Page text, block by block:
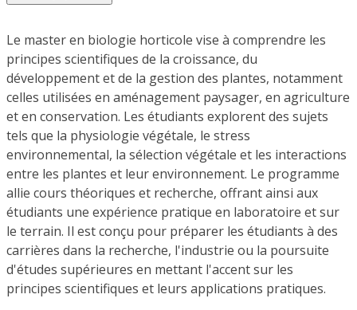
Le master en biologie horticole vise à comprendre les
principes scientifiques de la croissance, du
développement et de la gestion des plantes, notamment
celles utilisées en aménagement paysager, en agriculture
et en conservation. Les étudiants explorent des sujets
tels que la physiologie végétale, le stress
environnemental, la sélection végétale et les interactions
entre les plantes et leur environnement. Le programme
allie cours théoriques et recherche, offrant ainsi aux
étudiants une expérience pratique en laboratoire et sur
le terrain. Il est conçu pour préparer les étudiants à des
carrières dans la recherche, l'industrie ou la poursuite
d'études supérieures en mettant l'accent sur les
principes scientifiques et leurs applications pratiques.